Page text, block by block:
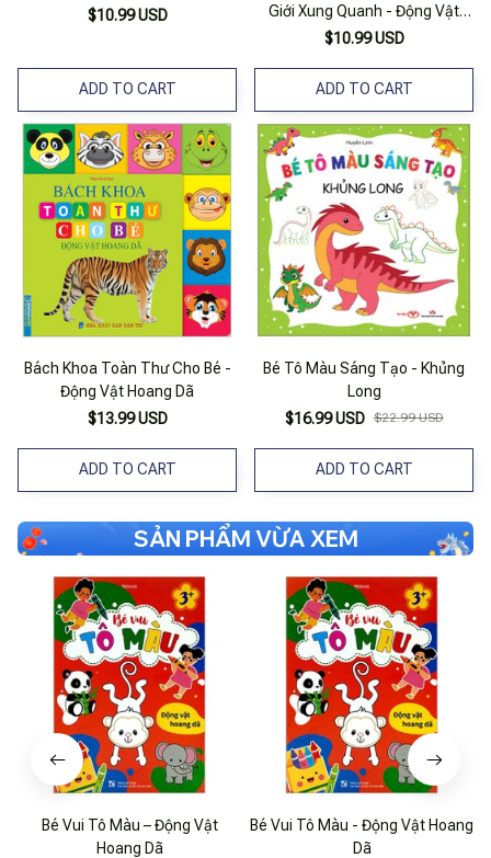
$10.99 USD
ADD TO CART
Giới Xung Quanh - Động Vật
Hoang Dã
$10.99 USD
ADD TO CART
Bách Khoa Toàn Thư Cho Bé -
Động Vật Hoang Dã
$13.99 USD
ADD TO CART
Bé Tô Màu Sáng Tạo - Khủng
Long
$16.99 USD $22.99 USD
ADD TO CART
SẢN PHẨM VỪA XEM
Bé Vui Tô Màu – Động Vật
Hoang Dã
Bé Vui Tô Màu - Động Vật Hoang
Dã